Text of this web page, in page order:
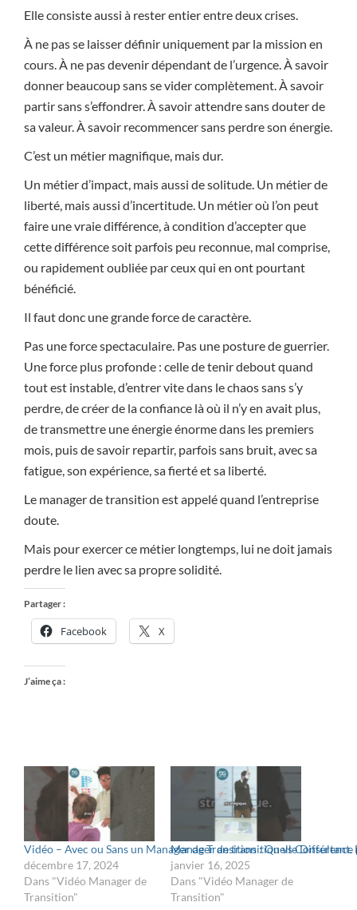
Elle consiste aussi à rester entier entre deux crises.
À ne pas se laisser définir uniquement par la mission en
cours. À ne pas devenir dépendant de l’urgence. À savoir
donner beaucoup sans se vider complètement. À savoir
partir sans s’effondrer. À savoir attendre sans douter de
sa valeur. À savoir recommencer sans perdre son énergie.
C’est un métier magnifique, mais dur.
Un métier d’impact, mais aussi de solitude. Un métier de
liberté, mais aussi d’incertitude. Un métier où l’on peut
faire une vraie différence, à condition d’accepter que
cette différence soit parfois peu reconnue, mal comprise,
ou rapidement oubliée par ceux qui en ont pourtant
bénéficié.
Il faut donc une grande force de caractère.
Pas une force spectaculaire. Pas une posture de guerrier.
Une force plus profonde : celle de tenir debout quand
tout est instable, d’entrer vite dans le chaos sans s’y
perdre, de créer de la confiance là où il n’y en avait plus,
de transmettre une énergie énorme dans les premiers
mois, puis de savoir repartir, parfois sans bruit, avec sa
fatigue, son expérience, sa fierté et sa liberté.
Le manager de transition est appelé quand l’entreprise
doute.
Mais pour exercer ce métier longtemps, lui ne doit jamais
perdre le lien avec sa propre solidité.
Partager :
Facebook X
J’aime ça :
Vidéo – Avec ou Sans un Manager de Transition : Quelle
décembre 17, 2024
Dans "Vidéo Manager de
Transition"
Manager de transition vs Consultant.
janvier 16, 2025
Dans "Vidéo Manager de
Transition"